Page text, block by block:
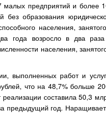
малых предприятий и более
без образования
населения,
года возросло в два
населения,
выполненных работ и
что на 48,7% больше
составила 50,3
предыдущий год.